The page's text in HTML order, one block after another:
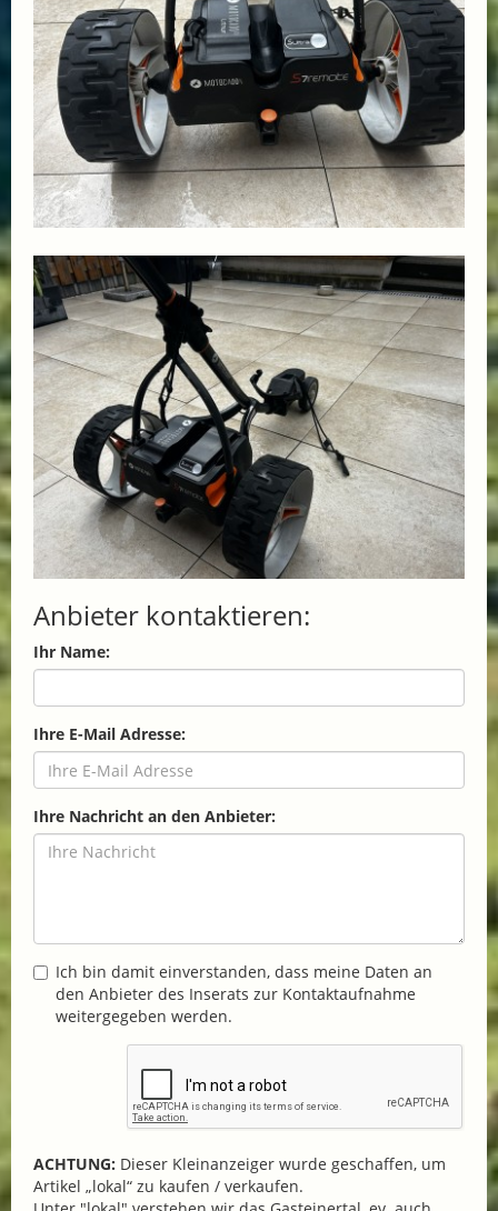
Anbieter kontaktieren:
Ihr Name:
Ihre E-Mail Adresse:
Ihre Nachricht an den Anbieter:
Ich bin damit einverstanden, dass meine Daten an
den Anbieter des Inserats zur Kontaktaufnahme
weitergegeben werden.
ACHTUNG: Dieser Kleinanzeiger wurde geschaffen, um
Artikel „lokal“ zu kaufen / verkaufen.